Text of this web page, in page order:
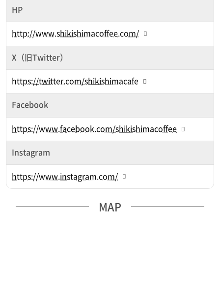
HP
http://www.shikishimacoffee.com/
X（旧Twitter）
https://twitter.com/shikishimacafe
Facebook
https://www.facebook.com/shikishimacoffee
Instagram
https://www.instagram.com/
MAP